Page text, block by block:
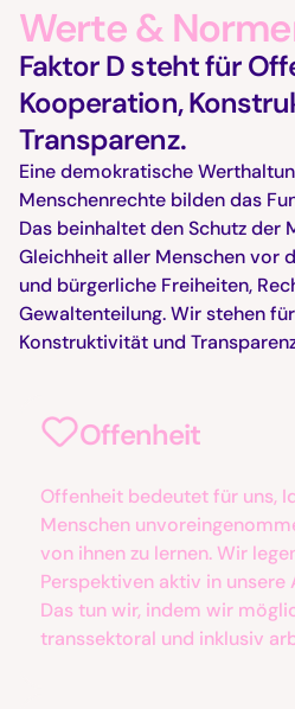
Werte &
Faktor D steht für
Kooperation,
Transparenz.
Eine demokratische
Menschenrechte bilden das
Das beinhaltet den Schutz der
Gleichheit aller Menschen vor
und bürgerliche Freiheiten,
Gewaltenteilung. Wir stehen
Konstruktivität und
Offenheit
Offenheit bedeutet für uns,
Menschen
von ihnen zu lernen. Wir
Perspektiven aktiv in unsere
Das tun wir, indem wir
transsektoral und inklusiv